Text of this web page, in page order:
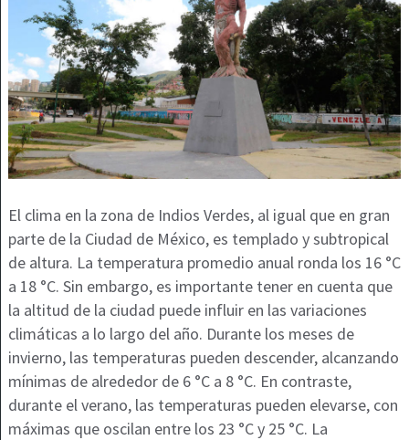
El clima en la zona de Indios Verdes, al igual que en gran
parte de la Ciudad de México, es templado y subtropical
de altura. La temperatura promedio anual ronda los 16 °C
a 18 °C. Sin embargo, es importante tener en cuenta que
la altitud de la ciudad puede influir en las variaciones
climáticas a lo largo del año. Durante los meses de
invierno, las temperaturas pueden descender, alcanzando
mínimas de alrededor de 6 °C a 8 °C. En contraste,
durante el verano, las temperaturas pueden elevarse, con
máximas que oscilan entre los 23 °C y 25 °C. La